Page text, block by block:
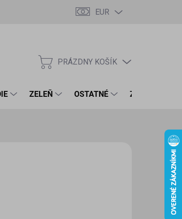
EUR
NÁKUPNÝ
PRÁZDNY KOŠÍK
ZELEŇ OSTATNÉ ZNAČKY